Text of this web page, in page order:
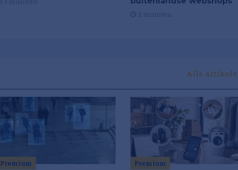
Alle
Premium Premium